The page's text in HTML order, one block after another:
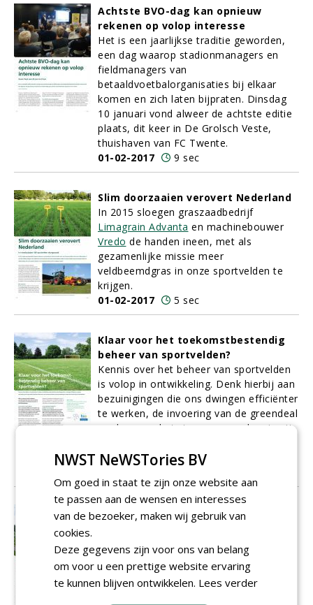
Achtste BVO-dag kan opnieuw
rekenen op volop interesse
Het is een jaarlijkse traditie geworden,
een dag waarop stadionmanagers en
fieldmanagers van
betaaldvoetbalorganisaties bij elkaar
komen en zich laten bijpraten. Dinsdag
10 januari vond alweer de achtste editie
plaats, dit keer in De Grolsch Veste,
thuishaven van FC Twente.
01-02-2017
9 sec
Slim doorzaaien verovert Nederland
In 2015 sloegen graszaadbedrijf
Limagrain Advanta en machinebouwer
Vredo de handen ineen, met als
gezamenlijke missie meer
veldbeemdgras in onze sportvelden te
krijgen.
01-02-2017
5 sec
Klaar voor het toekomstbestendig
beheer van sportvelden?
Kennis over het beheer van sportvelden
is volop in ontwikkeling. Denk hierbij aan
bezuinigingen die ons dwingen efficiënter
te werken, de invoering van de greendeal
en daarmee het streven naar chemievrij
GPS (sensoring) en precisiebeheer.
Hybride, maar toch ook níét
De term hybride roept al snel het beeld
net als de natuurgrassprieten boven de
grond uitsteken.
01-02-2017
5 sec
NWST NeWSTories BV
Om goed in staat te zijn onze website aan
te passen aan de wensen en interesses
van de bezoeker, maken wij gebruik van
cookies.
Deze gegevens zijn voor ons van belang
om voor u een prettige website ervaring
te kunnen blijven ontwikkelen. Lees verder